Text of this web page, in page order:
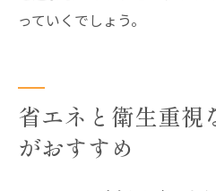
っていくでしょう。
省エネと衛生重視
がおすすめ